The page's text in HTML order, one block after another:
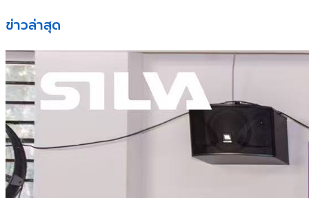
ข่าวล่าสุด